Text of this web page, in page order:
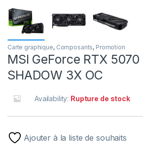
Carte graphique, Composants, Promotion
MSI GeForce RTX 5070
SHADOW 3X OC
Availability: Rupture de stock
Ajouter à la liste de souhaits